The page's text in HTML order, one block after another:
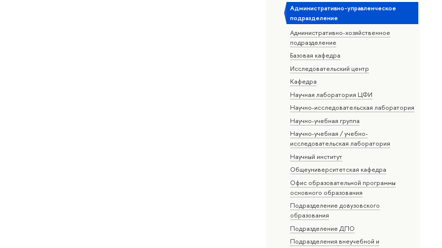
Административно-управленческое
подразделение
Административно-хозяйственное
подразделение
Базовая кафедра
Исследовательский центр
Кафедра
Научная лаборатория ЦФИ
Научно-исследовательская лаборатория
Научно-учебная группа
Научно-учебная / учебно-
исследовательская лаборатория
Научный институт
Общеуниверситетская кафедра
Офис образовательной программы
основного образования
Подразделение довузовского
образования
Подразделение ДПО
Подразделения внеучебной и